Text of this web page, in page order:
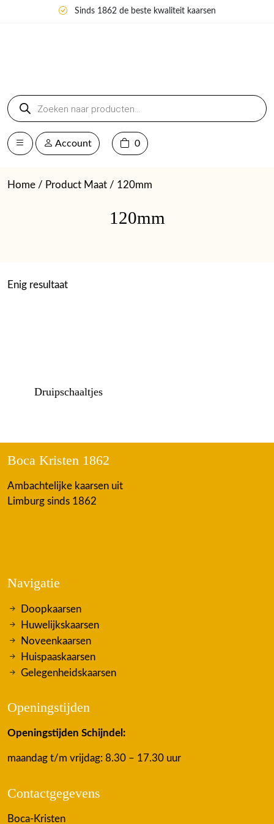
Sinds 1862 de beste kwaliteit kaarsen
Producten
zoeken
Account 0
Home / Product Maat / 120mm
120mm
Enig resultaat
Druipschaaltjes
Boca Kristen 1862
Ambachtelijke kaarsen uit
Limburg sinds 1862
Navigatie
Doopkaarsen
Huwelijkskaarsen
Noveenkaarsen
Huispaaskaarsen
Gelegenheidskaarsen
Openingstijden
Openingstijden Schijndel:
maandag t/m vrijdag: 8.30 – 17.30 uur
Contactgegevens
Boca-Kristen